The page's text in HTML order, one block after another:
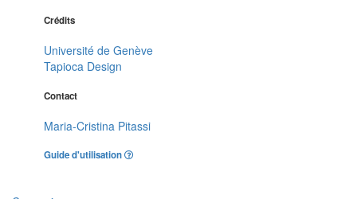
Crédits
Université de Genève
Tapioca Design
Contact
Maria-Cristina Pitassi
Guide d'utilisation